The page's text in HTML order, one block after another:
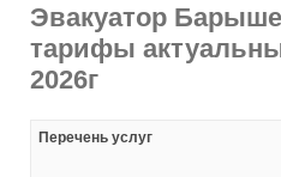
Эвакуатор
тарифы
2026г
Перечень услуг